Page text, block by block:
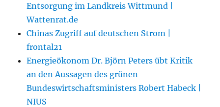
Entsorgung im Landkreis Wittmund |
Wattenrat.de
Chinas Zugriff auf deutschen Strom |
frontal21
Energieökonom Dr. Björn Peters übt Kritik
an den Aussagen des grünen
Bundeswirtschaftsministers Robert Habeck |
NIUS